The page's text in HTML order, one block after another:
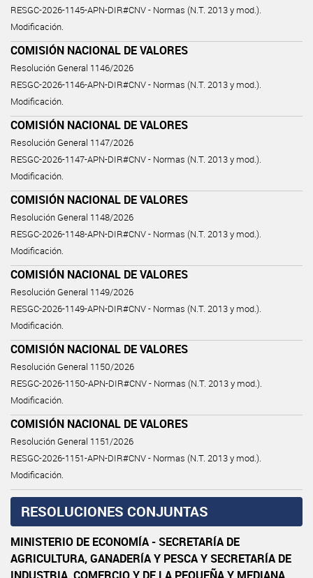
RESGC-2026-1145-APN-DIR#CNV - Normas (N.T. 2013 y mod.).
Modificación.
COMISIÓN NACIONAL DE VALORES
Resolución General 1146/2026
RESGC-2026-1146-APN-DIR#CNV - Normas (N.T. 2013 y mod.).
Modificación.
COMISIÓN NACIONAL DE VALORES
Resolución General 1147/2026
RESGC-2026-1147-APN-DIR#CNV - Normas (N.T. 2013 y mod.).
Modificación.
COMISIÓN NACIONAL DE VALORES
Resolución General 1148/2026
RESGC-2026-1148-APN-DIR#CNV - Normas (N.T. 2013 y mod.).
Modificación.
COMISIÓN NACIONAL DE VALORES
Resolución General 1149/2026
RESGC-2026-1149-APN-DIR#CNV - Normas (N.T. 2013 y mod.).
Modificación.
COMISIÓN NACIONAL DE VALORES
Resolución General 1150/2026
RESGC-2026-1150-APN-DIR#CNV - Normas (N.T. 2013 y mod.).
Modificación.
COMISIÓN NACIONAL DE VALORES
Resolución General 1151/2026
RESGC-2026-1151-APN-DIR#CNV - Normas (N.T. 2013 y mod.).
Modificación.
RESOLUCIONES CONJUNTAS
MINISTERIO DE ECONOMÍA - SECRETARÍA DE
AGRICULTURA, GANADERÍA Y PESCA Y SECRETARÍA DE